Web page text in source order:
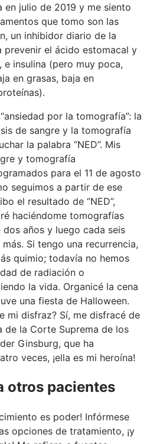
en julio de 2019 y me siento
que tomo son las
un inhibidor diario de la
prevenir el ácido estomacal y
e insulina (pero muy poca,
en grasas, baja en
por la tomografía”: la
de sangre y la tomografía
la palabra “NED”. Mis
y tomografía
para el 11 de agosto
seguimos a partir de ese
el resultado de “NED”,
haciéndome tomografías
años y luego cada seis
Si tengo una recurrencia,
quimio; todavía no hemos
de radiación o
la vida. Organicé la cena
una fiesta de Halloween.
mi disfraz? Sí, me disfracé de
de la Corte Suprema de los
Ginsburg, que ha
veces, ¡ella es mi heroína!
otros pacientes
es poder! Infórmese
opciones de tratamiento, ¡y